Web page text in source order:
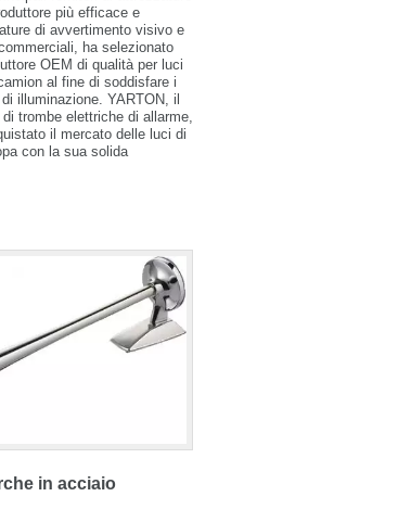
più efficace e
di avvertimento visivo e
ha selezionato
OEM di qualità per luci
al fine di soddisfare i
illuminazione. YARTON, il
trombe elettriche di allarme,
il mercato delle luci di
con la sua solida
in acciaio